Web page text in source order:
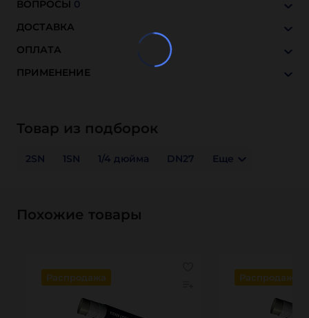
ВОПРОСЫ 0
ДОСТАВКА
ОПЛАТА
ПРИМЕНЕНИЕ
Товар из подборок
2SN 1SN 1/4 дюйма DN27 Еще
Похожие товары
Распродажа Распродажа